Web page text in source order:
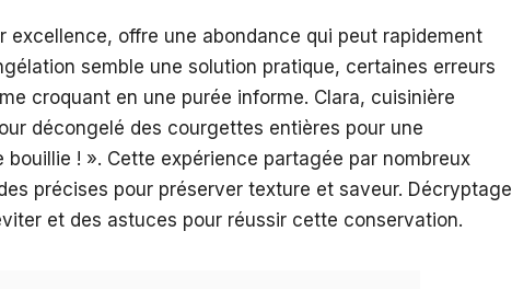
excellence, offre une abondance qui peut rapidement
semble une solution pratique, certaines erreurs
croquant en une purée informe. Clara, cuisinière
décongelé des courgettes entières pour une
! ». Cette expérience partagée par nombreux
précises pour préserver texture et saveur. Décryptage
et des astuces pour réussir cette conservation.